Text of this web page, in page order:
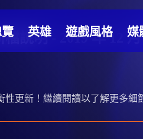
說明 - 2019 年 12
性更新！繼續閱讀以了解更多細